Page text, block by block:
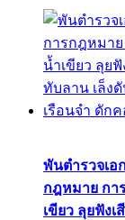
พันตำรวจเ
กฎหมาย กา
เขียว ลุยฟัง